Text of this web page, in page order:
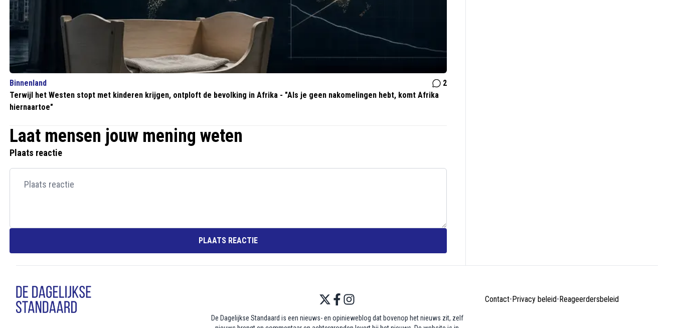
Binnenland
2
Terwijl het Westen stopt met kinderen krijgen, ontploft de bevolking in Afrika - "Als je geen nakomelingen hebt, komt Afrika
hiernaartoe"
Laat mensen jouw mening weten
Plaats reactie
PLAATS REACTIE
Contact• Privacy beleid• Reageerdersbeleid
De Dagelijkse Standaard is een nieuws- en opinieweblog dat bovenop het nieuws zit, zelf